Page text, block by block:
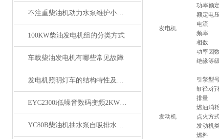
不注重柴油机动力水泵维护小细节会造成大问题
100KW柴油发电机组的分类方式
车载柴油发电机有哪些常见故障
发电机照明灯车的结构特性及组成
EYC2300i低噪音数码变频2KW汽油发电机操作讲解
YC80B柴油机抽水泵自吸排水泵的参数介绍
发电机
功率额
额定电
电流
频率
相数
功率因
绝缘等
发动机
引擎型
缸径x行
排量
燃油消
点火方
发动机
燃料